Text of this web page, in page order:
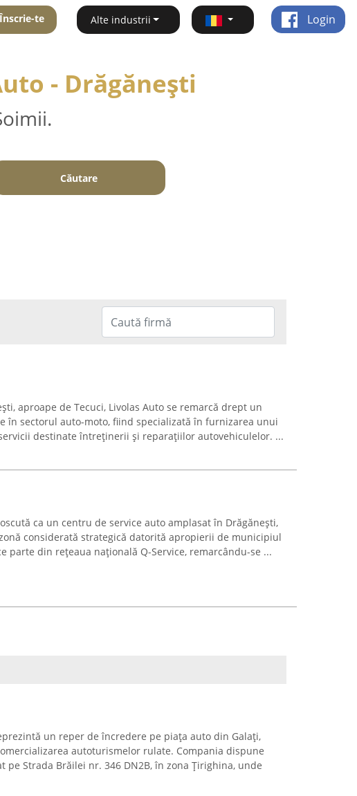
Înscrie-te Alte industrii Login
- Drăgăneşti
Căutare
aproape de Tecuci, Livolas Auto se remarcă drept un
în sectorul auto-moto, fiind specializată în furnizarea unui
destinate întreținerii și reparațiilor autovehiculelor. ...
ca un centru de service auto amplasat în Drăgănești,
considerată strategică datorită apropierii de municipiul
parte din rețeaua națională Q-Service, remarcându-se ...
un reper de încredere pe piața auto din Galați,
autoturismelor rulate. Compania dispune
pe Strada Brăilei nr. 346 DN2B, în zona Țirighina, unde